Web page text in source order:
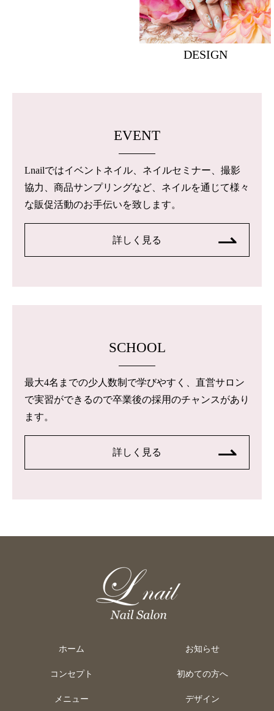
DESIGN
EVENT
Lnailではイベントネイル、ネイルセミナー、撮影
協力、商品サンプリングなど、ネイルを通じて様々
な販促活動のお手伝いを致します。
詳しく見る
SCHOOL
最大4名までの少人数制で学びやすく、直営サロン
で実習ができるので卒業後の採用のチャンスがあり
ます。
詳しく見る
ホーム
コンセプト
メニュー
お知らせ
初めての方へ
デザイン